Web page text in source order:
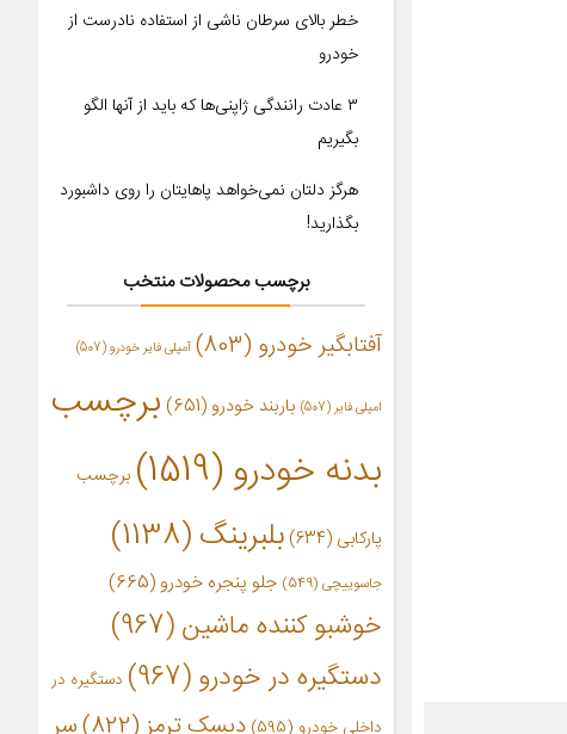
خطر بالای سرطان ناشی از استفاده نادرست از
خودرو
۳ عادت رانندگی ژاپنی‌ها که باید از آنها الگو
بگیریم
هرگز دلتان نمی‌خواهد پاهایتان را روی داشبورد
بگذارید!
برچسب محصولات منتخب
آفتابگیر خودرو (803) آمپلی فایر خودرو(507)
امپلی فایر (507) باربند خودرو(651)
برچسب
بدنه خودرو(1519) برچسب
پارکابی (634) بلبرینگ(1138)
جاسوییچی (549) جلو پنجره خودرو (665)
خوشبو کننده ماشین(967)
دستگیره در خودرو(967)
دستگیره در
داخلی خودرو (595)